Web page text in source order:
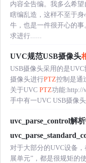
内容全告编。我多么希
瞎编乱造，这样不至于
牛，也是一件很开心的
求进行......
UVC规范USB摄像头
USB摄像头采用的是
摄像头进行PTZ控制是通
关于UVC PTZ功能:http://
手中有一UVC USB摄像
uvc_parse_control解
对于大部分的UVC设备
展单元”，都是很规矩的